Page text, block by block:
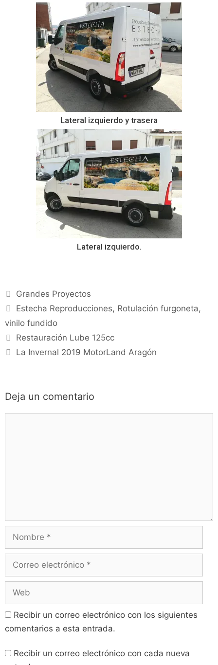
Lateral izquierdo y trasera
Lateral izquierdo.
Grandes Proyectos
Estecha Reproducciones, Rotulación furgoneta,
vinilo fundido
Restauración Lube 125cc
La Invernal 2019 MotorLand Aragón
Deja un comentario
Recibir un correo electrónico con los siguientes
comentarios a esta entrada.
Recibir un correo electrónico con cada nueva